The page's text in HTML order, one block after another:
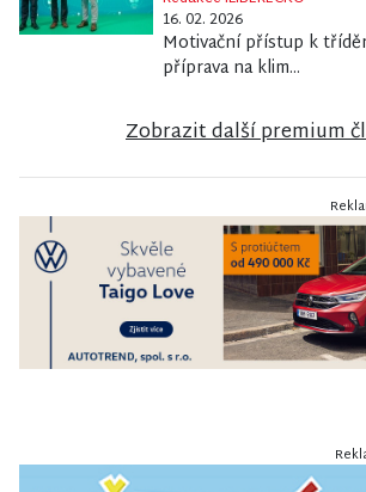
16. 02. 2026
Motivační přístup k
příprava na klim...
Zobrazit další premium